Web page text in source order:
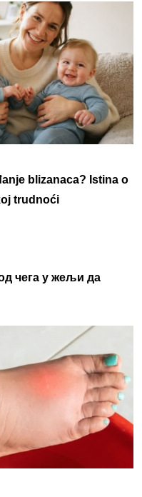
blizanaca? Istina o
trudnoći
чега у жељи да